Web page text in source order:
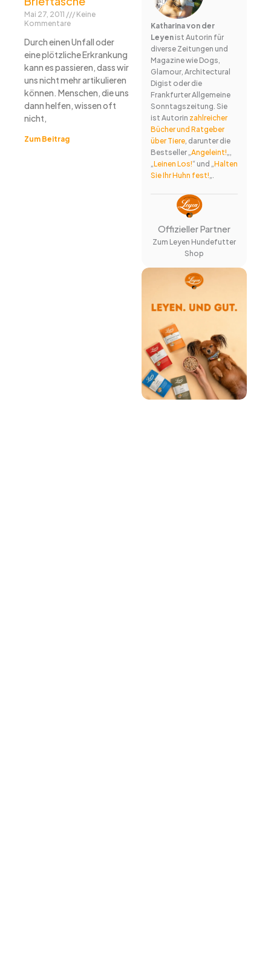
Mai 27, 2011
Keine
Kommentare
Durch einen Unfall oder
eine plötzliche Erkrankung
kann es passieren, dass wir
uns nicht mehr artikulieren
können. Menschen, die uns
dann helfen, wissen oft
nicht,
Zum Beitrag
Katharina von der
Leyenist Autorin für
diverse Zeitungen und
Magazine wie Dogs,
Glamour, Architectural
Digist oder die
Frankfurter Allgemeine
Sonntagszeitung. Sie
ist Autorin zahlreicher
Bücher und Ratgeber
über Tiere, darunter die
Bestseller „Angeleint!„,
„Leinen Los!“ und „Halten
Sie Ihr Huhn fest!„.
Offizieller Partner
Zum Leyen Hundefutter
Shop